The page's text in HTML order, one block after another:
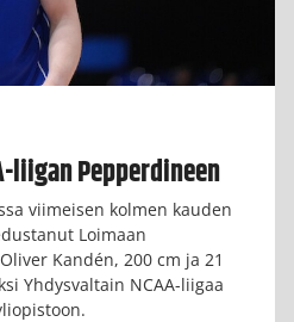
liigan Pepperdineen
viimeisen kolmen kauden
Loimaan
Kandén, 200 cm ja 21
Yhdysvaltain NCAA-liigaa